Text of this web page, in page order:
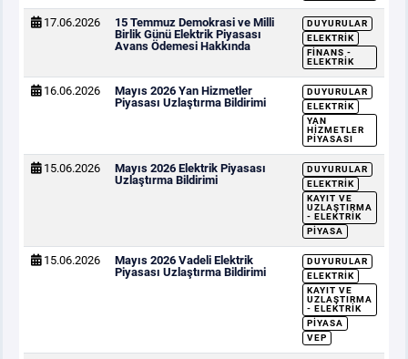
17.06.2026
15 Temmuz Demokrasi ve Milli
Birlik Günü Elektrik Piyasası
Avans Ödemesi Hakkında
DUYURULAR
ELEKTRIK
FINANS -
ELEKTRIK
16.06.2026
Mayıs 2026 Yan Hizmetler
Piyasası Uzlaştırma Bildirimi
DUYURULAR
ELEKTRIK
YAN
HIZMETLER
PIYASASI
15.06.2026
Mayıs 2026 Elektrik Piyasası
Uzlaştırma Bildirimi
DUYURULAR
ELEKTRIK
KAYIT VE
UZLAŞTIRMA
- ELEKTRIK
PIYASA
15.06.2026
Mayıs 2026 Vadeli Elektrik
Piyasası Uzlaştırma Bildirimi
DUYURULAR
ELEKTRIK
KAYIT VE
UZLAŞTIRMA
- ELEKTRIK
PIYASA
VEP